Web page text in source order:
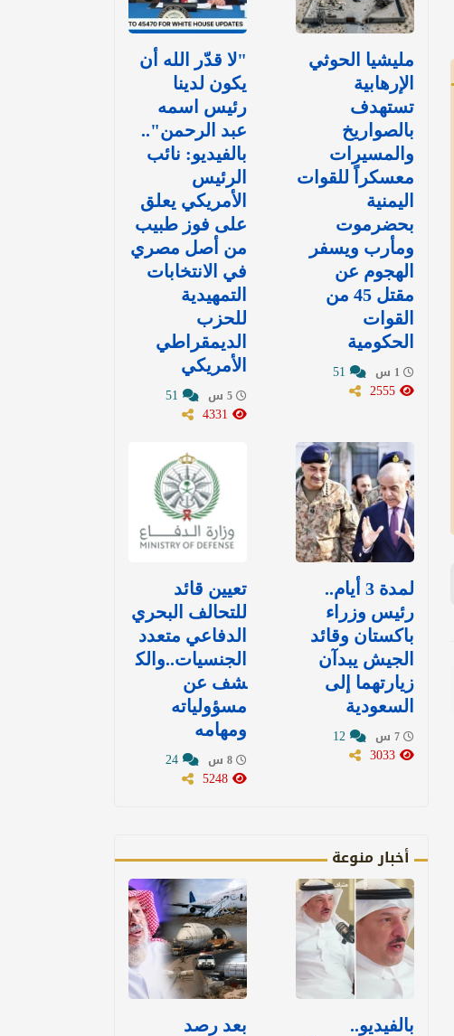
مليشيا الحوثي
الإرهابية
تستهدف
بالصواريخ
والمسيرات
معسكراً للقوات
اليمنية
بحضرموت
ومأرب ويسفر
الهجوم عن
مقتل 45 من
القوات
الحكومية
"لا قدّر الله أن
يكون لدينا
رئيس اسمه
عبد الرحمن"..
بالفيديو: نائب
الرئيس
الأمريكي يعلق
على فوز طبيب
من أصل مصري
في الانتخابات
التمهيدية
للحزب
الديمقراطي
الأمريكي
لمدة 3 أيام..
رئيس وزراء
باكستان وقائد
الجيش يبدآن
زيارتهما إلى
السعودية
تعيين قائد
للتحالف البحري
الدفاعي متعدد
الجنسيات..والك
شف عن
مسؤولياته
ومهامه
أخبار منوعة
بالفيديو..
بعد رصد